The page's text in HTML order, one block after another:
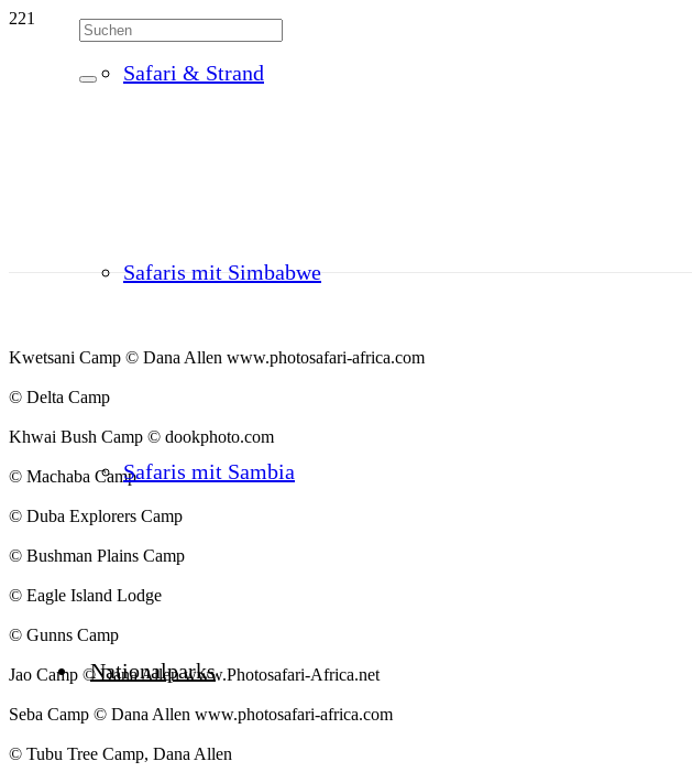
Safari & Strand
Safaris mit Simbabwe
Safaris mit Sambia
Nationalparks
Kwetsani Camp © Dana Allen www.photosafari-africa.com
© Delta Camp
Khwai Bush Camp © dookphoto.com
© Machaba Camp
© Duba Explorers Camp
© Bushman Plains Camp
© Eagle Island Lodge
© Gunns Camp
Jao Camp © Dana Allen www.Photosafari-Africa.net
Seba Camp © Dana Allen www.photosafari-africa.com
© Tubu Tree Camp, Dana Allen